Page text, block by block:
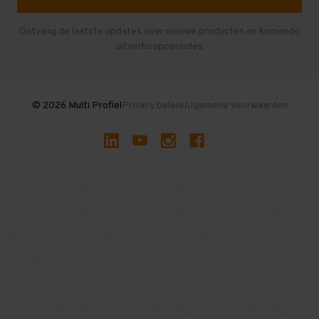
Gebruikte entresolvloeren
Ontvang de laatste updates over nieuwe producten en komende
uitverkoopperiodes
© 2026 Multi ProfielPrivacy beleidAlgemene voorwaarden